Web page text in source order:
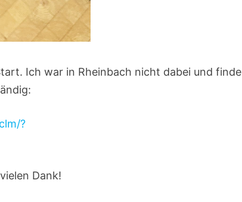
Ich war in Rheinbach nicht dabei und finde
?
Dank!